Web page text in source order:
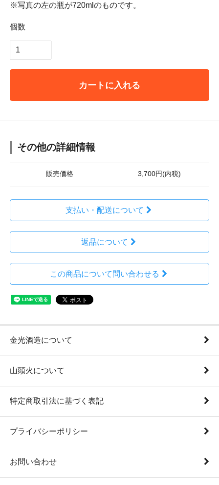
※写真の左の瓶が720mlのものです。
個数
カートに入れる
その他の詳細情報
販売価格 3,700円(内税)
支払い・配送について
返品について
この商品について問い合わせる
金光酒造について
山頭火について
特定商取引法に基づく表記
プライバシーポリシー
お問い合わせ